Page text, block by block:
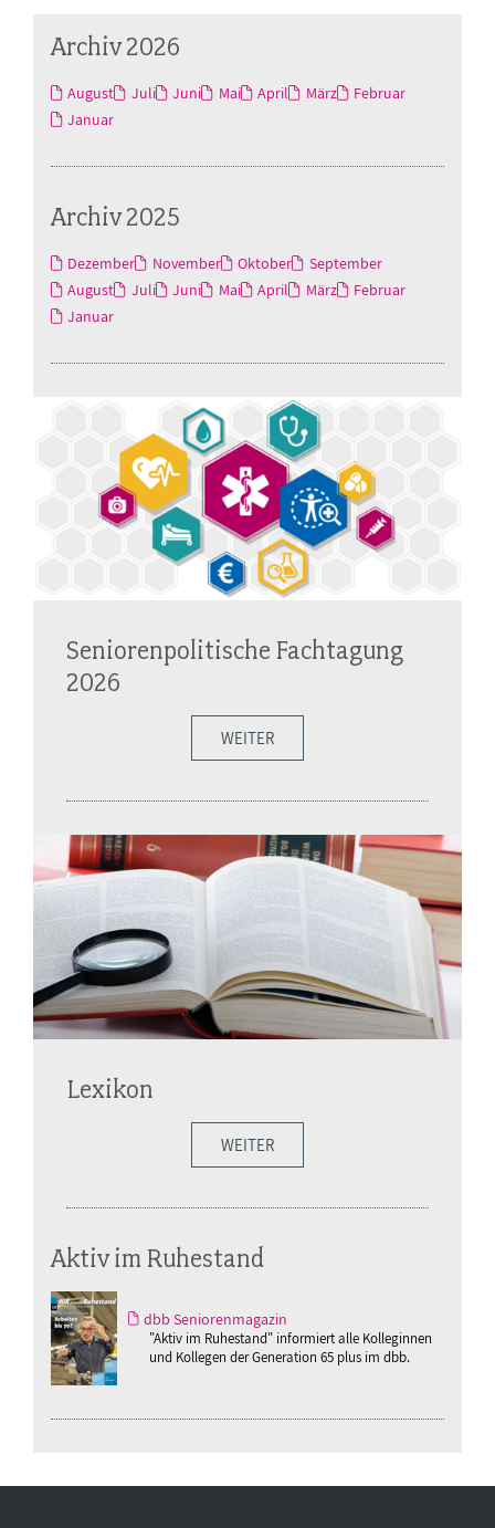
Archiv 2026
August Juli Juni Mai April März
Februar
Januar
Archiv 2025
Dezember November Oktober
September
August
Juli Juni Mai April März
Februar
Januar
Seniorenpolitische Fachtagung
2026
WEITER
Lexikon
WEITER
Aktiv im Ruhestand
dbb Seniorenmagazin
"Aktiv im Ruhestand" informiert alle Kolleginnen
und Kollegen der Generation 65 plus im dbb.